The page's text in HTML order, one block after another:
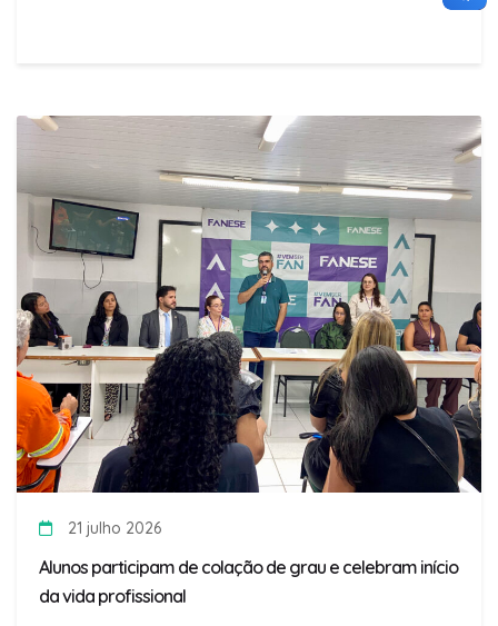
21 julho 2026
Alunos participam de colação de grau e celebram início
da vida profissional